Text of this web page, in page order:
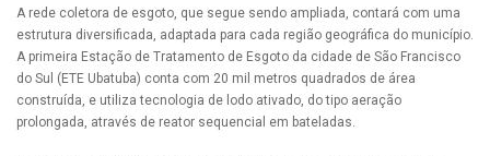
A rede coletora de esgoto, que segue sendo ampliada, contará com uma
estrutura diversificada, adaptada para cada região geográfica do município.
A primeira Estação de Tratamento de Esgoto da cidade de São Francisco
do Sul (ETE Ubatuba) conta com 20 mil metros quadrados de área
construída, e utiliza tecnologia de lodo ativado, do tipo aeração
prolongada, através de reator sequencial em bateladas.